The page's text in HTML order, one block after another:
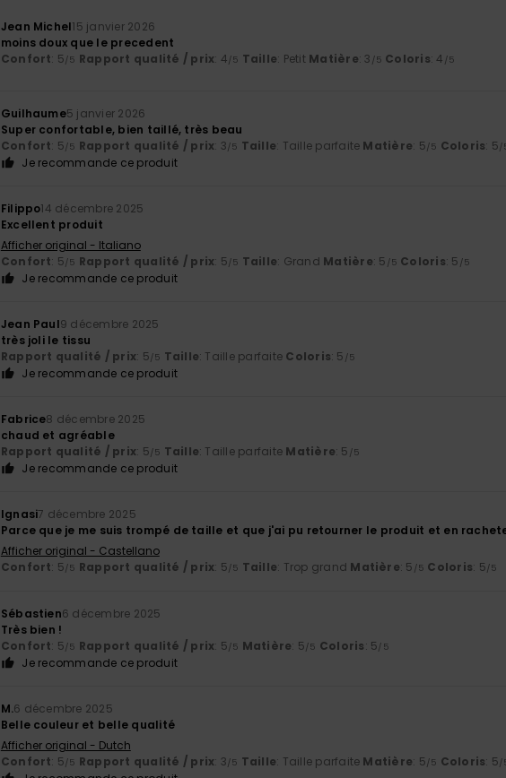
Jean Michel15 janvier 2026
moins doux que le precedent
Confort: 5/5 Rapport qualité / prix: 4/5 Taille: Petit Matière: 3 /5 Coloris: 4 /5
Guilhaume5 janvier 2026
Super confortable, bien taillé, très beau
Confort: 5/5 Rapport qualité / prix: 3/5 Taille: Taille parfaite Matière: 5/5 Coloris: 5/
Je recommande ce produit
Filippo14 décembre 2025
Excellent produit
Afficher original - Italiano
Confort: 5/5 Rapport qualité / prix: 5/5 Taille: Grand Matière: 5 /5 Coloris: 5 /5
Je recommande ce produit
Jean Paul9 décembre 2025
très joli le tissu
Rapport qualité / prix: 5/5 Taille: Taille parfaite Coloris: 5 /5
Je recommande ce produit
Fabrice8 décembre 2025
chaud et agréable
Rapport qualité / prix: 5/5 Taille: Taille parfaite Matière: 5 /5
Je recommande ce produit
Ignasi7 décembre 2025
Parce que je me suis trompé de taille et que j'ai pu retourner le produit et en
Afficher original - Castellano
Confort: 5/5 Rapport qualité / prix: 5/5 Taille: Trop grand Matière: 5 /5 Coloris: 5/5
Sébastien6 décembre 2025
Très bien !
Confort: 5/5 Rapport qualité / prix: 5/5 Matière: 5/5 Coloris: 5/5
Je recommande ce produit
M.6 décembre 2025
Belle couleur et belle qualité
Afficher original - Dutch
Confort: 5/5 Rapport qualité / prix: 3/5 Taille: Taille parfaite Matière: 5/5 Coloris: 5/